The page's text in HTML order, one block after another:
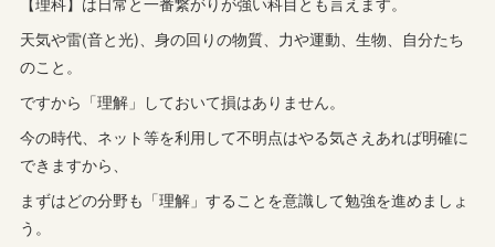
天気や雷(音と光)、身の回りの物質、力や運動、生物、自分たち
のこと。
ですから「理解」しておいて損はありません。
今の時代、ネット等を利用して不明点はやる気さえあれば明確に
できますから、
まずはどの分野も「理解」することを意識して勉強を進めましょ
う。